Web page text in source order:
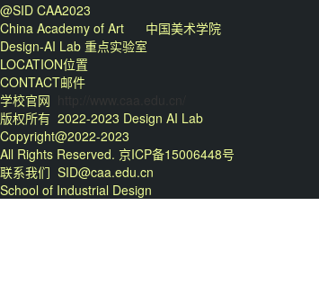
@SID CAA2023
China Academy of Art 中国美术学院
Design-AI Lab 重点实验室
LOCATION位置
CONTACT邮件
学校官网
版权所有 2022-2023 Design AI Lab
Copyright@2022-2023
All Rights Reserved. 京ICP备15006448号
联系我们 SID@caa.edu.cn
School of Industrial Design